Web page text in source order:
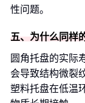
性问题。
五、为什么同样
圆角托盘的实际
会导致结构微裂
塑料托盘在低温